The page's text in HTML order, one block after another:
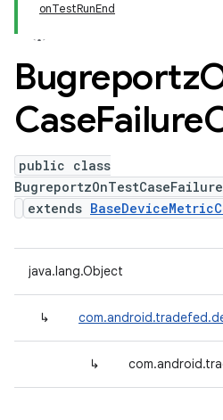
onTestRunEnd
Bugreportz
CaseFailure
public class
extends
java.lang.Object
↳
↳